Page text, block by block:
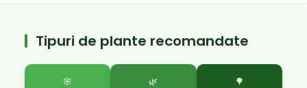
Tipuri de plante recomandate
🌸
🌿
🌳